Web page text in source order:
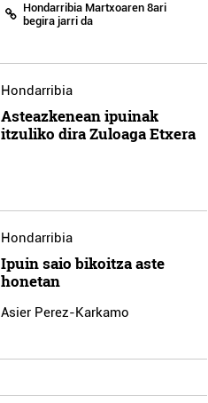
Hondarribia Martxoaren 8ari
begira jarri da
Hondarribia
Asteazkenean ipuinak
itzuliko dira Zuloaga Etxera
Hondarribia
Ipuin saio bikoitza aste
honetan
Asier Perez-Karkamo